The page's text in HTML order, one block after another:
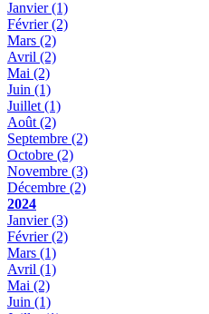
Janvier(1)
Février(2)
Mars (2)
Avril (2)
Mai (2)
Juin (1)
Juillet (1)
Août (2)
Septembre (2)
Octobre (2)
Novembre (3)
Décembre (2)
2024
Janvier(3)
Février(2)
Mars (1)
Avril (1)
Mai (2)
Juin (1)